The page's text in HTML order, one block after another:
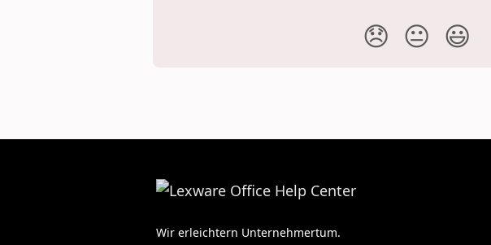
😞 😐 😃
Wir erleichtern Unternehmertum.